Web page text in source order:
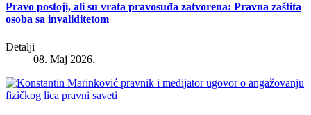
Pravo postoji, ali su vrata pravosuđa zatvorena: Pravna zaštita
osoba sa invaliditetom
Detalji
08. Maj 2026.